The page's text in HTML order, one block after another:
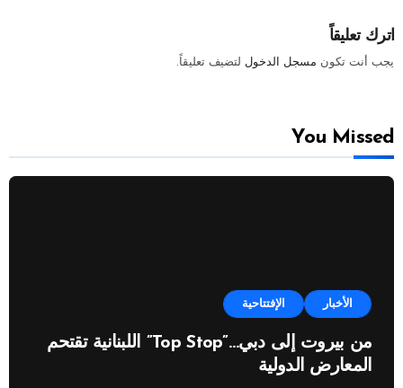
اترك تعليقاً
يجب أنت تكون مسجل الدخول لتضيف تعليقاً.
You Missed
الأخبار الإفتتاحية
من بيروت إلى دبي…”Top Stop” اللبنانية تقتحم
المعارض الدولية